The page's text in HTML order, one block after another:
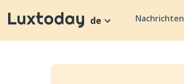
de Nachrichten